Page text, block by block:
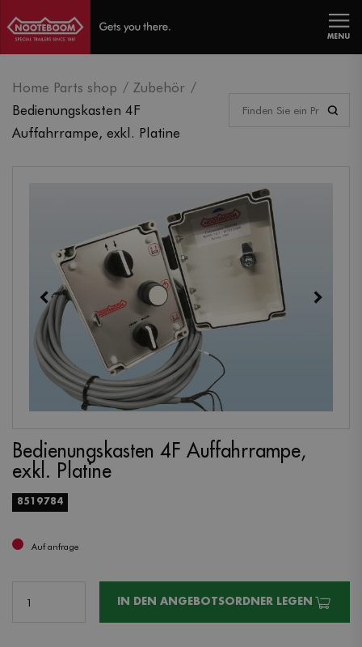
MENU
Home Parts shop
Zubehör
Bedienungskasten 4F
Auffahrrampe, exkl. Platine
Bedienungskasten 4F Auffahrrampe,
exkl. Platine
8519784
Auf anfrage
IN DEN ANGEBOTSORDNER LEGEN